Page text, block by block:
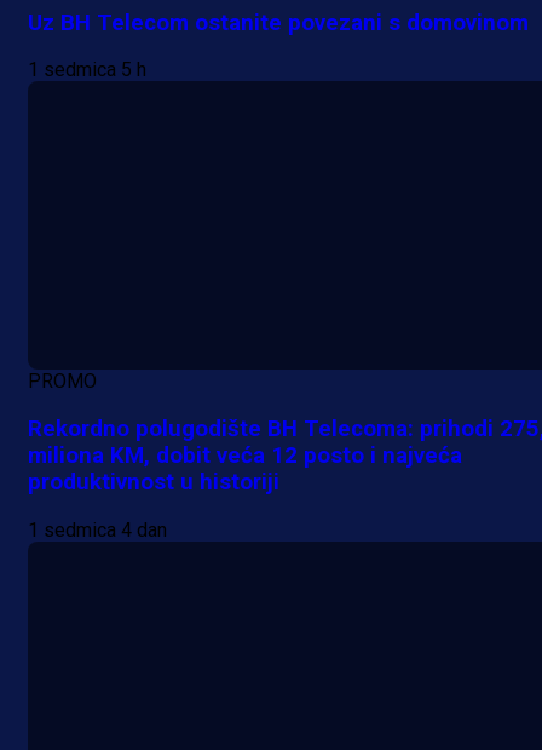
Uz BH Telecom ostanite povezani s domovinom
1 sedmica 5 h
PROMO
Rekordno polugodište BH Telecoma: prihodi
miliona KM, dobit veća 12 posto i najveća
produktivnost u historiji
1 sedmica 4 dan